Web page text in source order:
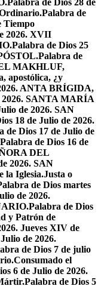
Palabra de Dios 28 de
Palabra de
Tiempo
2026. XVII
Palabra de Dios 25
Palabra de
MAKHLUF,
apostólica, ¿y
ANTA BRÍGIDA,
2026. SANTA MARÍA
de 2026. SAN
18 de Julio de 2026.
de Dios 17 de Julio de
Palabra de Dios 16 de
DEL
2026. SAN
la Iglesia.Justa o
de Dios martes
de 2026.
Palabra de Dios
y Patrón de
Jueves XIV de
de 2026.
de Dios 7 de julio
Consumado el
6 de Julio de 2026.
Palabra de Dios 5